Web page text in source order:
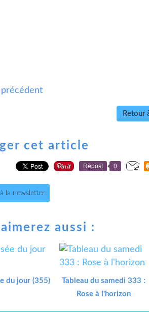
Retour
cet article
Repost 0
la newsletter
aussi :
du jour (355)
Tableau du samedi 333 :
Rose à l'horizon